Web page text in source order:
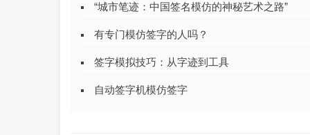
“城市笔迹：中国签名模仿的神秘艺术之路”
有专门模仿签字的人吗？
签字模拟技巧：从字迹到工具
自动签字机模仿签字